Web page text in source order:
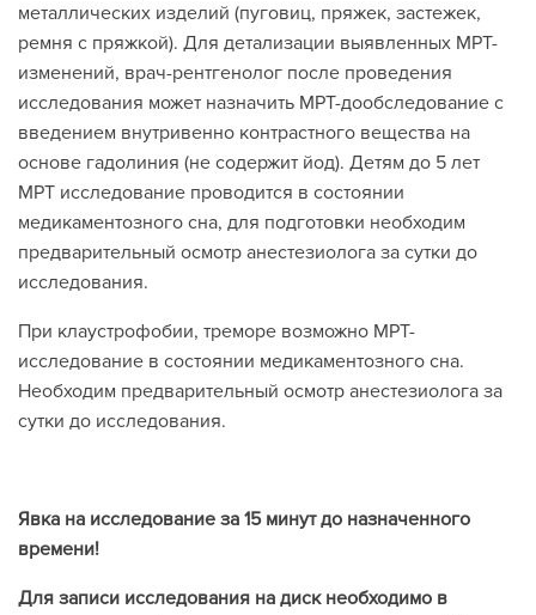
металлических изделий (пуговиц, пряжек, застежек,
ремня с пряжкой). Для детализации выявленных МРТ-
изменений, врач-рентгенолог после проведения
исследования может назначить МРТ-дообследование с
введением внутривенно контрастного вещества на
основе гадолиния (не содержит йод). Детям до 5 лет
МРТ исследование проводится в состоянии
медикаментозного сна, для подготовки необходим
предварительный осмотр анестезиолога за сутки до
исследования.
При клаустрофобии, треморе возможно МРТ-
исследование в состоянии медикаментозного сна.
Необходим предварительный осмотр анестезиолога за
сутки до исследования.
Явка на исследование за 15 минут до назначенного
времени!
Для записи исследования на диск необходимо в